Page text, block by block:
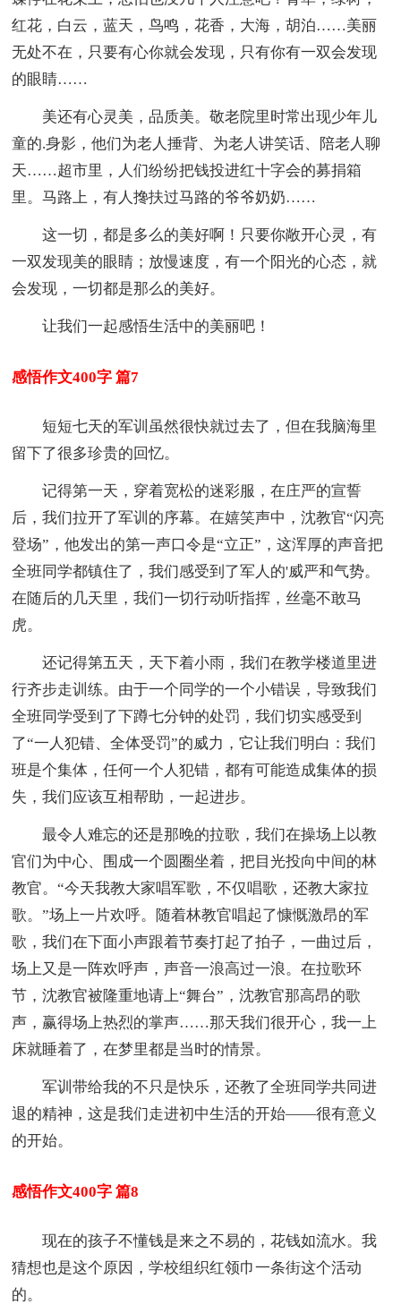
红花，白云，蓝天，鸟鸣，花香，大海，胡泊……美丽
无处不在，只要有心你就会发现，只有你有一双会发现
的眼睛……
美还有心灵美，品质美。敬老院里时常出现少年儿
童的.身影，他们为老人捶背、为老人讲笑话、陪老人聊
天……超市里，人们纷纷把钱投进红十字会的募捐箱
里。马路上，有人搀扶过马路的爷爷奶奶……
这一切，都是多么的美好啊！只要你敞开心灵，有
一双发现美的眼睛；放慢速度，有一个阳光的心态，就
会发现，一切都是那么的美好。
让我们一起感悟生活中的美丽吧！
感悟作文400字 篇7
短短七天的军训虽然很快就过去了，但在我脑海里
留下了很多珍贵的回忆。
记得第一天，穿着宽松的迷彩服，在庄严的宣誓
后，我们拉开了军训的序幕。在嬉笑声中，沈教官“闪亮
登场”，他发出的第一声口令是“立正”，这浑厚的声音把
全班同学都镇住了，我们感受到了军人的'威严和气势。
在随后的几天里，我们一切行动听指挥，丝毫不敢马
虎。
还记得第五天，天下着小雨，我们在教学楼道里进
行齐步走训练。由于一个同学的一个小错误，导致我们
全班同学受到了下蹲七分钟的处罚，我们切实感受到
了“一人犯错、全体受罚”的威力，它让我们明白：我们
班是个集体，任何一个人犯错，都有可能造成集体的损
失，我们应该互相帮助，一起进步。
最令人难忘的还是那晚的拉歌，我们在操场上以教
官们为中心、围成一个圆圈坐着，把目光投向中间的林
教官。“今天我教大家唱军歌，不仅唱歌，还教大家拉
歌。”场上一片欢呼。随着林教官唱起了慷慨激昂的军
歌，我们在下面小声跟着节奏打起了拍子，一曲过后，
场上又是一阵欢呼声，声音一浪高过一浪。在拉歌环
节，沈教官被隆重地请上“舞台”，沈教官那高昂的歌
声，赢得场上热烈的掌声……那天我们很开心，我一上
床就睡着了，在梦里都是当时的情景。
军训带给我的不只是快乐，还教了全班同学共同进
退的精神，这是我们走进初中生活的开始——很有意义
的开始。
感悟作文400字 篇8
现在的孩子不懂钱是来之不易的，花钱如流水。我
猜想也是这个原因，学校组织红领巾一条街这个活动
的。